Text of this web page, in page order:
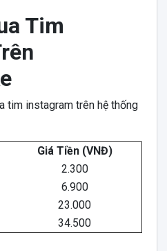
Tim
tim instagram trên hệ thống
Giá Tiền (VNĐ)
2.300
6.900
23.000
34.500